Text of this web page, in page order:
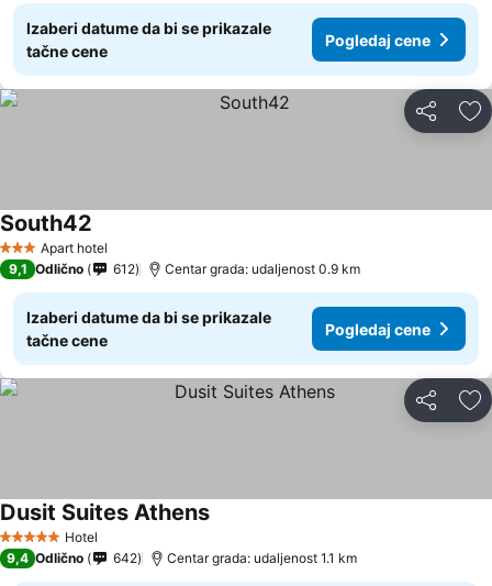
Izaberi datume da bi se prikazale
tačne cene
Pogledaj cene
Deli
3 ZvezdiceApart hotel
South42
9,1 Odlično 612 Centar grada: udaljenost 0.9 km
Izaberi datume da bi se prikazale
tačne cene
Pogledaj cene
Deli
5 ZvezdiceHotel
Dusit Suites AthensPogledaj cene
9,4 Odlično 642 Centar grada: udaljenost 1.1 km